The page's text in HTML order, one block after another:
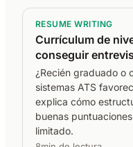
RESUME WRITING
Currículum de
conseguir
¿Recién graduado o
sistemas ATS
explica cómo
buenas
limitado.